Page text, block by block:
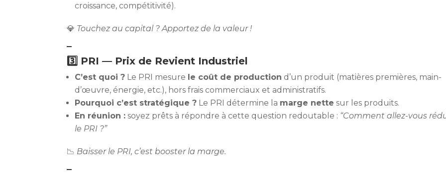
croissance, compétitivité).
💎 Touchez au capital ? Apportez de la valeur !
–
3️⃣ PRI — Prix de Revient Industriel
C’est quoi ? Le PRI mesure le coût de production d’un produit (matières premières, main-
d’œuvre, énergie, etc.), hors frais commerciaux et administratifs.
Pourquoi c’est stratégique ? Le PRI détermine la marge nette sur les produits.
En réunion : soyez prêts à répondre à cette question redoutable : “Comment allez-vous
le PRI ?”
📉 Baisser le PRI, c’est booster la marge.
–